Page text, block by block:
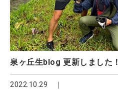
泉ヶ丘生blog 更新しました！
2022.10.29